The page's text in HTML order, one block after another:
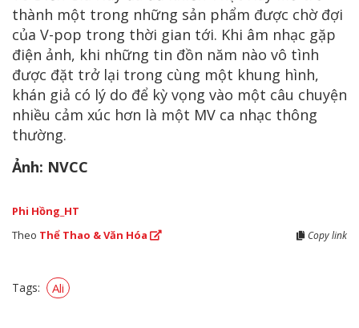
thành một trong những sản phẩm được chờ đợi
của V-pop trong thời gian tới. Khi âm nhạc gặp
điện ảnh, khi những tin đồn năm nào vô tình
được đặt trở lại trong cùng một khung hình,
khán giả có lý do để kỳ vọng vào một câu chuyện
nhiều cảm xúc hơn là một MV ca nhạc thông
thường.
Ảnh: NVCC
Phi Hồng_HT
Theo Thể Thao & Văn Hóa Copy link
Tags: Ali